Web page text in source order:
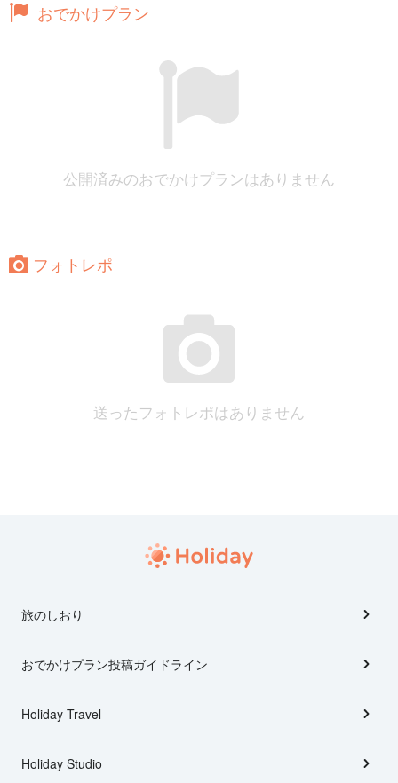
おでかけプラン
公開済みのおでかけプランはありません
フォトレポ
送ったフォトレポはありません
旅のしおり
おでかけプラン投稿ガイドライン
Holiday Travel
Holiday Studio